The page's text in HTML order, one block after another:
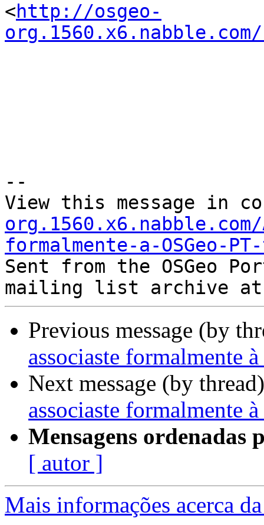
<http://osgeo-
--
View this message in
formalmente-a-OSGeo-
Sent from the OSGeo
Previous message (by
associaste formalmente
Next message (by
associaste formalmente
Mensagens ordenadas
[ autor ]
Mais informações acerca